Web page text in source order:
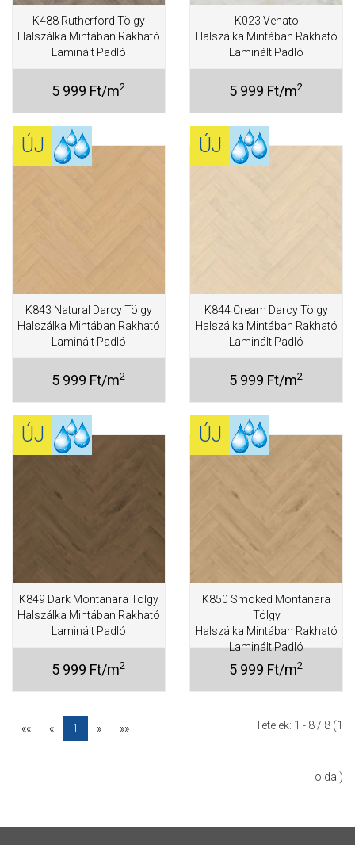
K488 Rutherford Tölgy
Halszálka Mintában Rakható
Laminált Padló
5 999 Ft/m2
K023 Venato
Halszálka Mintában Rakható
Laminált Padló
5 999 Ft/m2
ÚJ
K843 Natural Darcy Tölgy
Halszálka Mintában Rakható
Laminált Padló
5 999 Ft/m2
ÚJ
K844 Cream Darcy Tölgy
Halszálka Mintában Rakható
Laminált Padló
5 999 Ft/m2
ÚJ
K849 Dark Montanara Tölgy
Halszálka Mintában Rakható
Laminált Padló
5 999 Ft/m2
ÚJ
K850 Smoked Montanara
Tölgy
Halszálka Mintában Rakható
Laminált Padló
5 999 Ft/m2
«« « 1 » »» Tételek: 1 - 8/ 8 (1
oldal)